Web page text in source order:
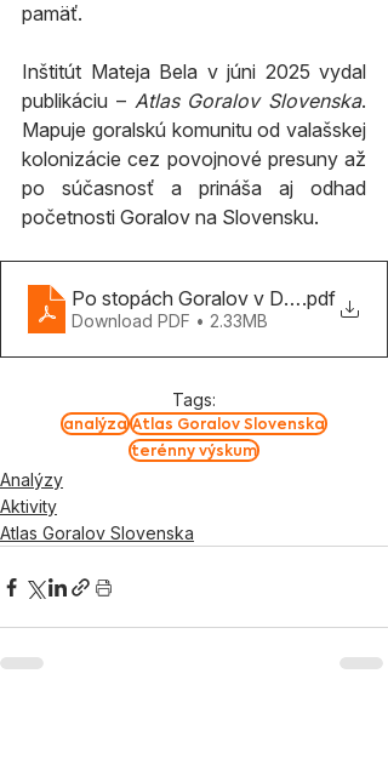
pamäť.
Inštitút Mateja Bela v júni 2025 vydal
publikáciu – Atlas Goralov Slovenska.
Mapuje goralskú komunitu od valašskej
kolonizácie cez povojnové presuny až
po súčasnosť a prináša aj odhad
početnosti Goralov na Slovensku.
Po stopách Goralov v Dunajskej
.pdf
Download PDF • 2.33MB
Tags:
analýza Atlas Goralov Slovenska
terénny výskum
Analýzy
Aktivity
Atlas Goralov Slovenska